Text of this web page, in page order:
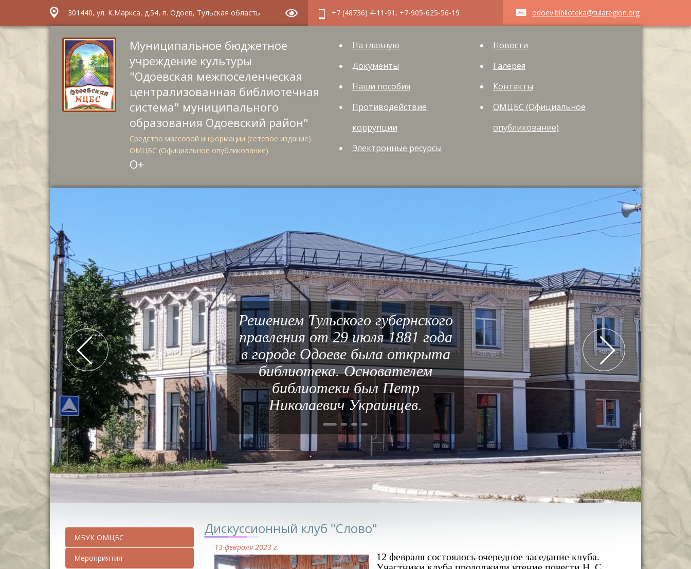
301440, ул. К.Маркса, д.54, п. Одоев, Тульская область +7 (48736) 4-11-91, +7-905-625-56-19 odoev.biblioteka@tularegion.org
Муниципальное бюджетное
учреждение культуры
"Одоевская межпоселенческая
централизованная библиотечная
система" муниципального
образования Одоевский район"
Средство массовой информации (сетевое издание)
ОМЦБС (Официальное опубликование)
О+
На главную
Документы
Наши пособия
Противодействие
коррупции
Электронные ресурсы
Новости
Галерея
Контакты
ОМЦБС (Официальное
опубликование)
Решением Тульского губернского
правления от 29 июля 1881 года
в городе Одоеве была открыта
библиотека. Основателем
библиотеки был Петр
Николаевич Украинцев.
МБУК ОМЦБС
Мероприятия
Дискуссионный клуб "Слово"
13 февраля 2023 г.
12 февраля состоялось очередное заседание клуба.
Участники клуба продолжили чтение повести Н. С.